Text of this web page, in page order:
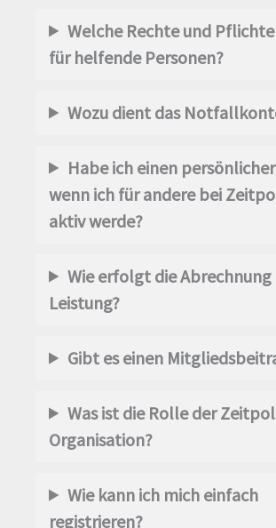
Welche Rechte und
für helfende Personen?
Wozu dient das
Habe ich einen
wenn ich für andere bei
aktiv werde?
Wie erfolgt die
Leistung?
Gibt es einen
Was ist die Rolle der
Organisation?
Wie kann ich mich einfach
registrieren?